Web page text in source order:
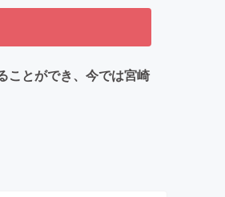
ことができ、今では宮崎